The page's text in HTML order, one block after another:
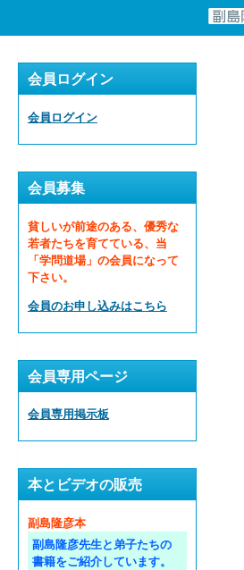
会員ログイン
会員ログイン
会員募集
貧しいが前途のある、優秀な
若者たちを育てている、当
「学問道場」の会員になって
下さい。
会員のお申し込みはこちら
会員専用ページ
会員専用掲示板
本とビデオの販売
副島隆彦本
副島隆彦先生と弟子たちの
書籍をご紹介しています。